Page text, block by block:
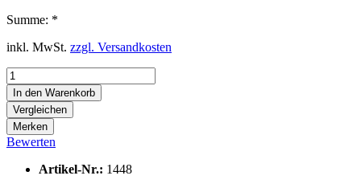
Summe: *
inkl. MwSt. zzgl. Versandkosten
In den Warenkorb
Vergleichen
Merken
Bewerten
Artikel-Nr.: 1448